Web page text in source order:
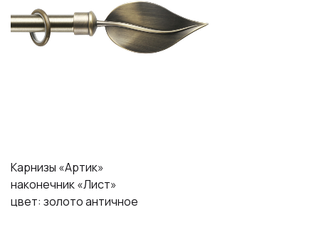
Карнизы «Артик»
наконечник «Лист»
цвет: золото античное